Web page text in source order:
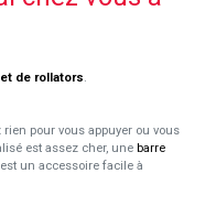
de rollators.
pour vous appuyer ou vous
est assez cher, une barre
un accessoire facile à